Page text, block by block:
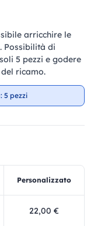
arricchire le
Possibilità di
5 pezzi e godere
ricamo.
5 pezzi
Personalizzato
22,00 €